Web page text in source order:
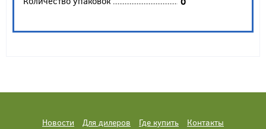
Новости Для дилеров Где купить
Контакты